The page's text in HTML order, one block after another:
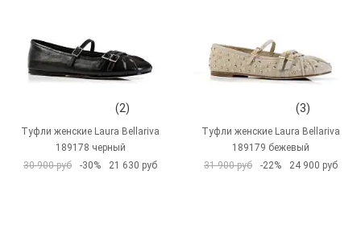
(2)
Туфли женские Laura Bellariva
189178 черный
30 900 руб
-30% 21 630 руб
(3)
Туфли женские Laura Bellariva
189179 бежевый
31 900 руб
-22% 24 900 руб